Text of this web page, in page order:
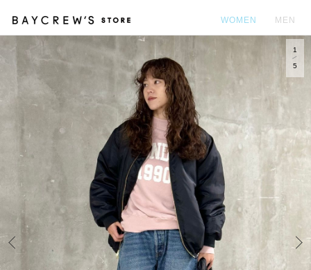
WOMEN MEN
1
5